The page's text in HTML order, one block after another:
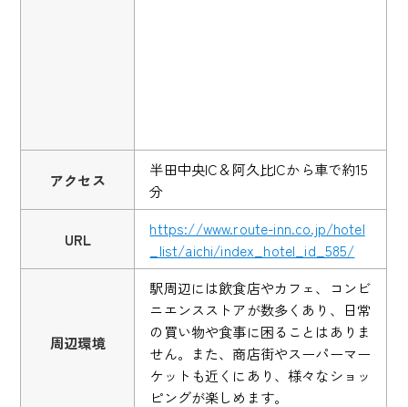
アクセス
半田中央IC＆阿久比ICから車で約15
分
URL
https://www.route-inn.co.jp/hotel
_list/aichi/index_hotel_id_585/
周辺環境
駅周辺には飲食店やカフェ、コンビ
ニエンスストアが数多くあり、日常
の買い物や食事に困ることはありま
せん。また、商店街やスーパーマー
ケットも近くにあり、様々なショッ
ピングが楽しめます。